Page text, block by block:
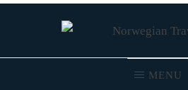
content
MENU